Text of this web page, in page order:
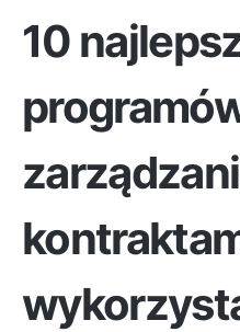
10